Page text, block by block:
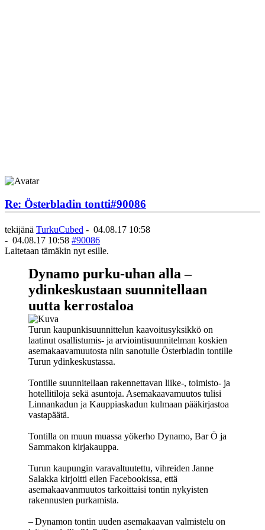
Re: Österbladin tontti#90086
tekijänä TurkuCubed - 04.08.17 10:58
- 04.08.17 10:58 #90086
Laitetaan tämäkin nyt esille.
Dynamo purku-uhan alla –
ydinkeskustaan suunnitellaan
uutta kerrostaloa
Turun kaupunkisuunnittelun kaavoitusyksikkö on
laatinut osallistumis- ja arviointisuunnitelman koskien
asemakaavamuutosta niin sanotulle Österbladin tontille
Turun ydinkeskustassa.
Tontille suunnitellaan rakennettavan liike-, toimisto- ja
hotellitiloja sekä asuntoja. Asemakaavamuutos tulisi
Linnankadun ja Kauppiaskadun kulmaan pääkirjastoa
vastapäätä.
Tontilla on muun muassa yökerho Dynamo, Bar Ö ja
Sammakon kirjakauppa.
Turun kaupungin varavaltuutettu, vihreiden Janne
Salakka kirjoitti eilen Facebookissa, että
asemakaavanmuutos tarkoittaisi tontin nykyisten
rakennusten purkamista.
– Dynamon tontin uuden asemakaavan valmistelu on